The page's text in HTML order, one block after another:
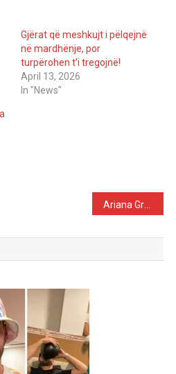
Gjërat që meshkujt i pëlqejnë
në mardhënje, por
turpërohen t’i tregojnë!
April 13, 2026
In "News"